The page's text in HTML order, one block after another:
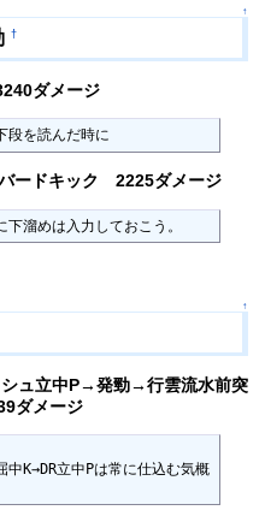
↑
†
ダメージ
段を読んだ時に
ードキック 2225ダメージ
溜めは入力しておこう。
↑
ュ立中P→発勁→行雲流水前突
ダメージ
中K→DR立中Pは常に仕込む気概